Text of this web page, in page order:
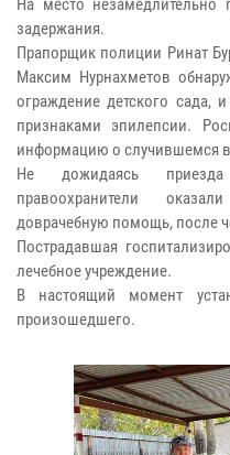
На место
задержания.
Прапорщик полиции Ринат
Максим Нурнахметов
ограждение детского
признаками эпилепсии.
информацию о случившемся
Не дожидаясь
правоохранители
доврачебную помощь, после
Пострадавшая
лечебное учреждение.
В настоящий момент
произошедшего.